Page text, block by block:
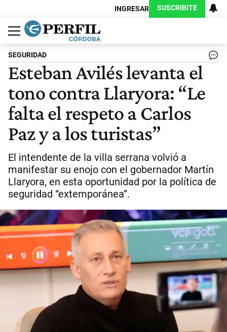
INGRESAR SUSCRIBITE
Política
Economía
Judiciales
Sociedad
Cultura
Espectáculos
Deportes
Protagonistas
SEGURIDAD
Esteban Avilés levanta el
tono contra Llaryora: “Le
falta el respeto a Carlos
Paz y a los turistas”
El intendente de la villa serrana volvió a
manifestar su enojo con el gobernador Martín
Llaryora, en esta oportunidad por la política de
seguridad “extemporánea”.